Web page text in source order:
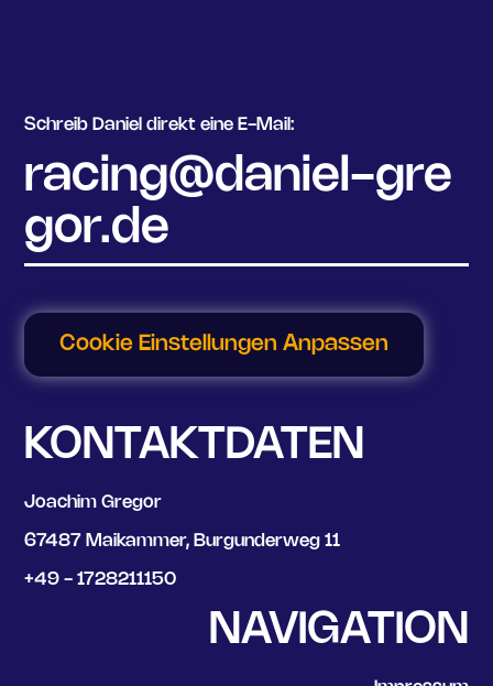
Schreib Daniel direkt eine E-Mail:
racing@daniel-gre
gor.de
Cookie Einstellungen Anpassen
KONTAKTDATEN
Joachim Gregor
67487 Maikammer, Burgunderweg 11
+49 - 1728211150
NAVIGATION